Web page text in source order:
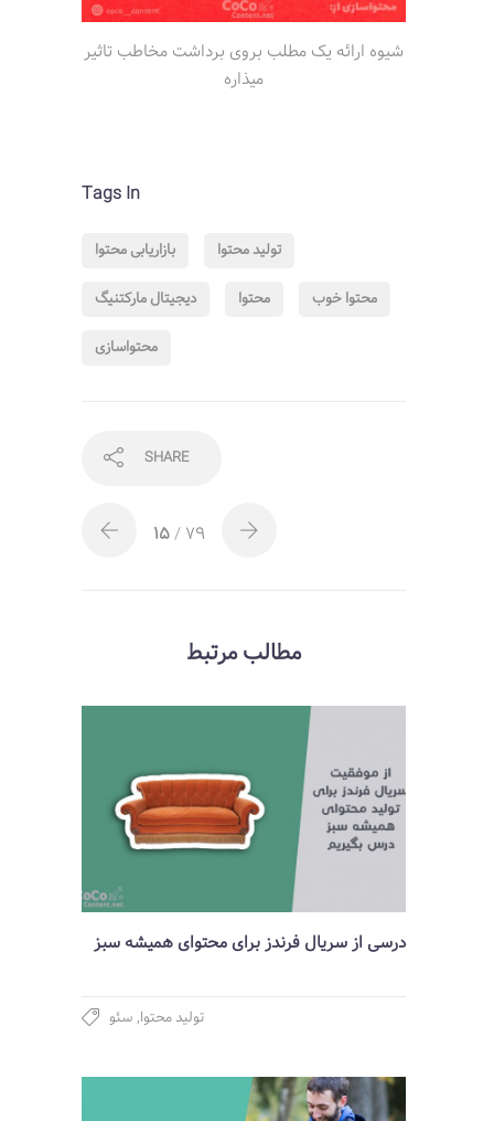
شیوه ارائه یک مطلب بروی برداشت مخاطب تاثیر
میذاره
Tags In
بازاریابی محتوا
تولید محتوا
دیجیتال مارکتنیگ
محتوا
محتوا خوب
محتواسازی
SHARE
15/ 79
مطالب مرتبط
درسی از سریال فرندز برای محتوای همیشه سبز
تولید محتوا, سئو